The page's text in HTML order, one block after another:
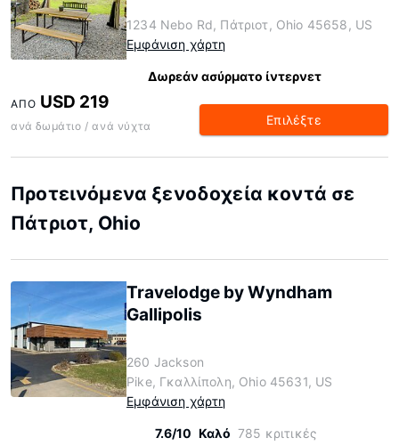
1234 Nebo Rd, Πάτριοτ, Ohio 45658, US
Εμφάνιση χάρτη
Δωρεάν ασύρματο ίντερνετ
ΑΠΌ USD 219
ανά δωμάτιο / ανά νύχτα Επιλέξτε
Προτεινόμενα ξενοδοχεία κοντά σε
Πάτριοτ, Ohio
Travelodge by Wyndham
Gallipolis
260 Jackson
Pike, Γκαλλίπολη, Ohio 45631, US
Εμφάνιση χάρτη
7.6/10 Καλό 785 κριτικές